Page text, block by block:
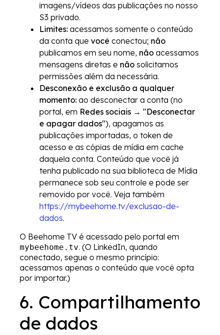
imagens/vídeos das publicações no nosso
S3 privado.
Limites: acessamos somente o conteúdo
da conta que você conectou; não
publicamos em seu nome, não acessamos
mensagens diretas e não solicitamos
permissões além da necessária.
Desconexão e exclusão a qualquer
momento: ao desconectar a conta (no
portal, em Redes sociais → "Desconectar
e apagar dados"), apagamos as
publicações importadas, o token de
acesso e as cópias de mídia em cache
daquela conta. Conteúdo que você já
tenha publicado na sua biblioteca de Mídia
permanece sob seu controle e pode ser
removido por você. Veja também
https://mybeehome.tv/exclusao-de-
dados.
O Beehome TV é acessado pelo portal em
mybeehome.tv. (O LinkedIn, quando
conectado, segue o mesmo princípio:
acessamos apenas o conteúdo que você opta
por importar.)
6. Compartilhamento
de dados